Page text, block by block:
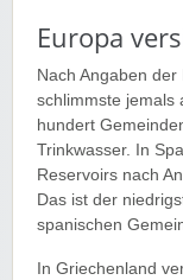
Europa
Nach Angaben
schlimmste jemals
hundert
Trinkwasser. In
Reservoirs nach
Das ist der
spanischen
In Griechenland